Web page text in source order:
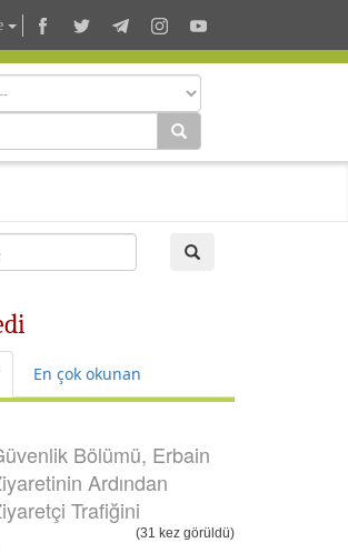
En çok okunan
Bölümü, Erbain
Ardından
Trafiğini
(31 kez görüldü)